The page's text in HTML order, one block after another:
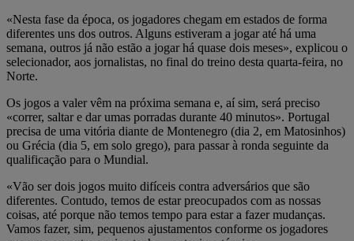
«Nesta fase da época, os jogadores chegam em estados de forma
diferentes uns dos outros. Alguns estiveram a jogar até há uma
semana, outros já não estão a jogar há quase dois meses», explicou o
selecionador, aos jornalistas, no final do treino desta quarta-feira, no
Norte.
Os jogos a valer vêm na próxima semana e, aí sim, será preciso
«correr, saltar e dar umas porradas durante 40 minutos». Portugal
precisa de uma vitória diante de Montenegro (dia 2, em Matosinhos)
ou Grécia (dia 5, em solo grego), para passar à ronda seguinte da
qualificação para o Mundial.
«Vão ser dois jogos muito difíceis contra adversários que são
diferentes. Contudo, temos de estar preocupados com as nossas
coisas, até porque não temos tempo para estar a fazer mudanças.
Vamos fazer, sim, pequenos ajustamentos conforme os jogadores